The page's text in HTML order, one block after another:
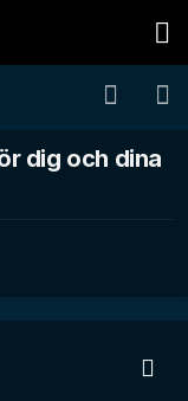
dig och dina